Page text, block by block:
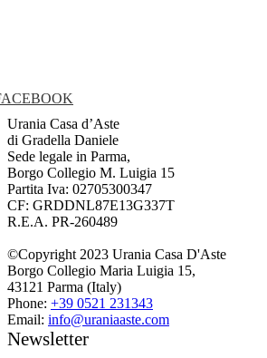
Urania Casa d’Aste
di Gradella Daniele
Sede legale in Parma,
Borgo Collegio M. Luigia 15
Partita Iva: 02705300347
CF: GRDDNL87E13G337T
R.E.A. PR-260489
©Copyright 2023 Urania Casa D'Aste
Borgo Collegio Maria Luigia 15,
43121 Parma (Italy)
Phone: +39 0521 231343
Email: info@uraniaaste.com
Newsletter